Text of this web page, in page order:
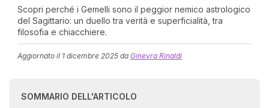
Scopri perché i Gemelli sono il peggior nemico astrologico
del Sagittario: un duello tra verità e superficialità, tra
filosofia e chiacchiere.
Aggiornato il 1 dicembre 2025 da Ginevra Rinaldi
SOMMARIO DELL'ARTICOLO